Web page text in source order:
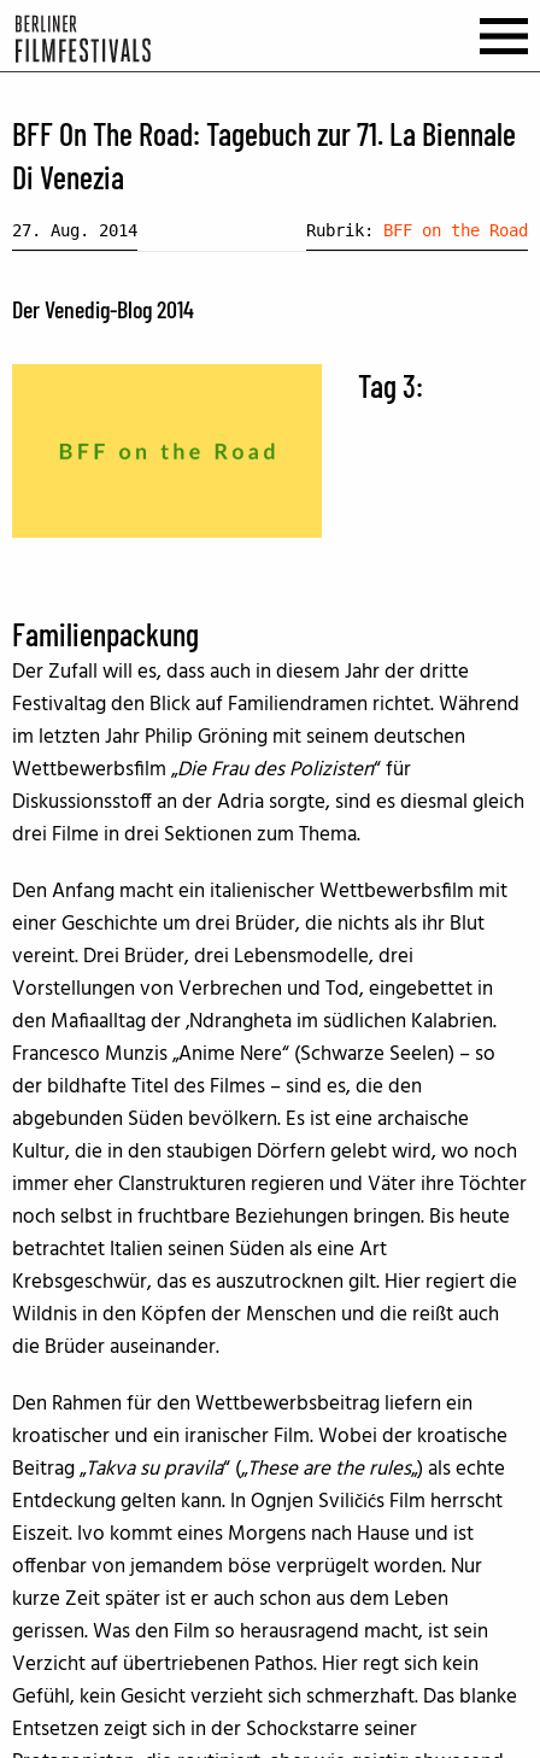
BFF On The Road: Tagebuch zur 71. La Biennale
Di Venezia
27. Aug. 2014 Rubrik: BFF on the Road
Der Venedig-Blog 2014
Tag 3:
Familienpackung
Der Zufall will es, dass auch in diesem Jahr der dritte
Festivaltag den Blick auf Familiendramen richtet. Während
im letzten Jahr Philip Gröning mit seinem deutschen
Wettbewerbsfilm „Die Frau des Polizisten“ für
Diskussionsstoff an der Adria sorgte, sind es diesmal gleich
drei Filme in drei Sektionen zum Thema.
Den Anfang macht ein italienischer Wettbewerbsfilm mit
einer Geschichte um drei Brüder, die nichts als ihr Blut
vereint. Drei Brüder, drei Lebensmodelle, drei
Vorstellungen von Verbrechen und Tod, eingebettet in
den Mafiaalltag der ‚Ndrangheta im südlichen Kalabrien.
Francesco Munzis „Anime Nere“ (Schwarze Seelen) – so
der bildhafte Titel des Filmes – sind es, die den
abgebunden Süden bevölkern. Es ist eine archaische
Kultur, die in den staubigen Dörfern gelebt wird, wo noch
immer eher Clanstrukturen regieren und Väter ihre Töchter
noch selbst in fruchtbare Beziehungen bringen. Bis heute
betrachtet Italien seinen Süden als eine Art
Krebsgeschwür, das es auszutrocknen gilt. Hier regiert die
Wildnis in den Köpfen der Menschen und die reißt auch
die Brüder auseinander.
Den Rahmen für den Wettbewerbsbeitrag liefern ein
kroatischer und ein iranischer Film. Wobei der kroatische
Beitrag „Takva su pravila“ („These are the rules„) als echte
Entdeckung gelten kann. In Ognjen Sviličićs Film herrscht
Eiszeit. Ivo kommt eines Morgens nach Hause und ist
offenbar von jemandem böse verprügelt worden. Nur
kurze Zeit später ist er auch schon aus dem Leben
gerissen. Was den Film so herausragend macht, ist sein
Verzicht auf übertriebenen Pathos. Hier regt sich kein
Gefühl, kein Gesicht verzieht sich schmerzhaft. Das blanke
Entsetzen zeigt sich in der Schockstarre seiner